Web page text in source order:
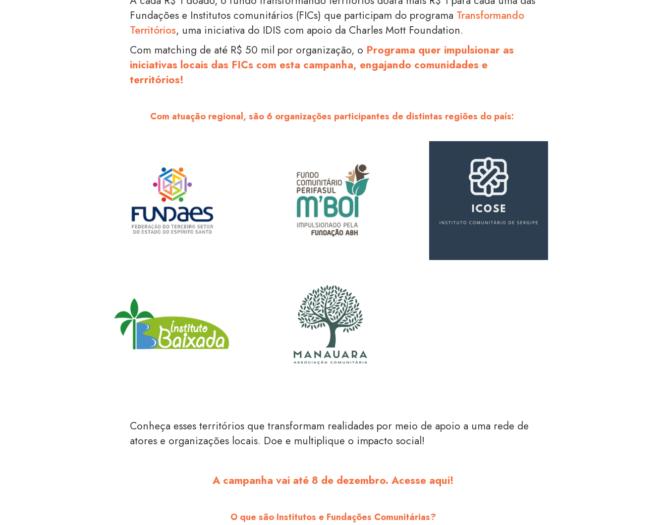
Fundações e Institutos comunitários (FICs) que participam do programa Transformando
Territórios, uma iniciativa do IDIS com apoio da Charles Mott Foundation.
Com matching de até R$ 50 mil por organização, o Programa quer impulsionar as
iniciativas locais das FICs com esta campanha, engajando comunidades e
territórios!
Com atuação regional, são 6 organizações participantes de distintas regiões do país:
Conheça esses territórios que transformam realidades por meio de apoio a uma rede de
atores e organizações locais. Doe e multiplique o impacto social!
A campanha vai até 8 de dezembro. Acesse aqui!
O que são Institutos e Fundações Comunitárias?